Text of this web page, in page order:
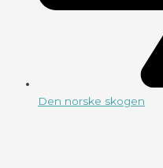
Den norske skogen